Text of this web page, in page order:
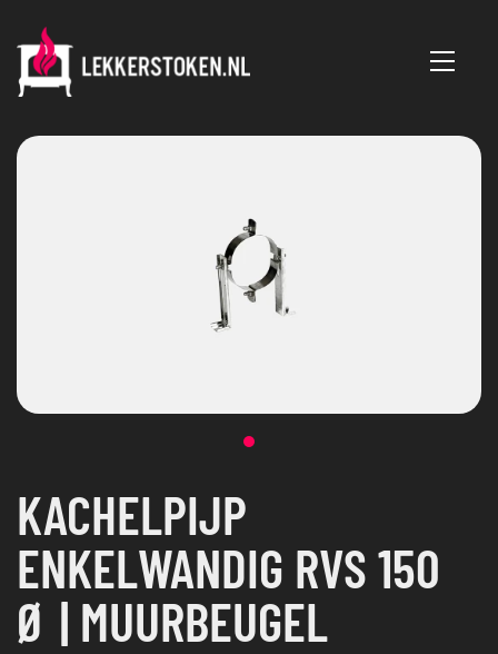
KACHELPIJP
ENKELWANDIG RVS 150
Ø | MUURBEUGEL